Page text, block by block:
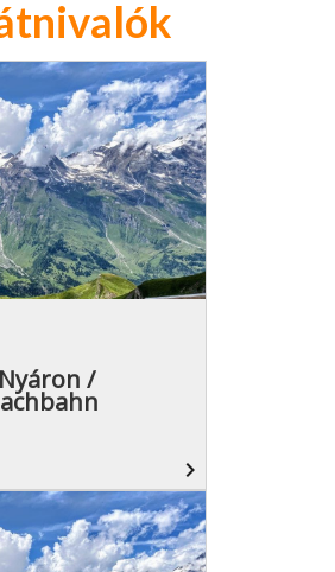
/
navigate_next